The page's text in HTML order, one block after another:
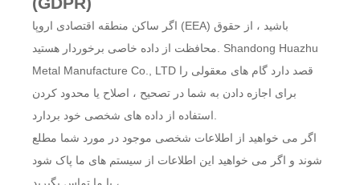
اگر ساکن منطقه اقتصادی اروپا (EEA) باشید ، از حقوق
محافظت از داده خاصی برخوردار هستید. Shandong Huazhu
Metal Manufacture Co., LTD قصد دارد گام های معقولی را
برای اجازه دادن به شما در تصحیح ، اصلاح یا محدود کردن
اگر می خواهید از اطلاعات شخصی موجود در مورد شما مطلع
شوند و اگر می خواهید این اطلاعات از سیستم های ما پاک شود